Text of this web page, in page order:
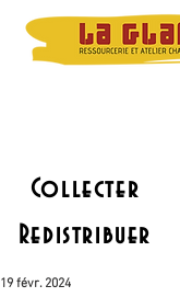
Collecter
Redistribuer
19 févr. 2024